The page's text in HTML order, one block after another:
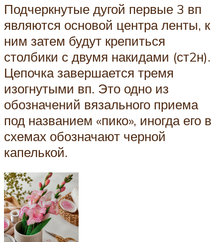
Подчеркнутые дугой первые 3 вп
являются основой центра ленты, к
ним затем будут крепиться
столбики с двумя накидами (ст2н).
Цепочка завершается тремя
изогнутыми вп. Это одно из
обозначений вязального приема
под названием «пико», иногда его в
схемах обозначают черной
капелькой.